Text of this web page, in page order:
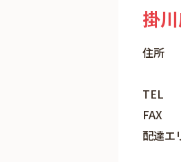
掛
住所
TEL
FAX
配達エ